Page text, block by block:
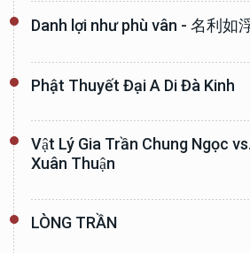
Danh lợi như phù vân - 名利如
Phật Thuyết Đại A Di Đà Kinh
Vật Lý Gia Trần Chung Ngọc
Xuân Thuận
LÒNG TRẦN